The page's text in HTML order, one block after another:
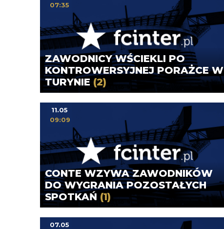
ZAWODNICY WŚCIEKLI PO
KONTROWERSYJNEJ PORAŻCE W
TURYNIE (2)
07:35
CONTE WZYWA ZAWODNIKÓW
DO WYGRANIA POZOSTAŁYCH
SPOTKAŃ (1)
11.05
09:09
07.05